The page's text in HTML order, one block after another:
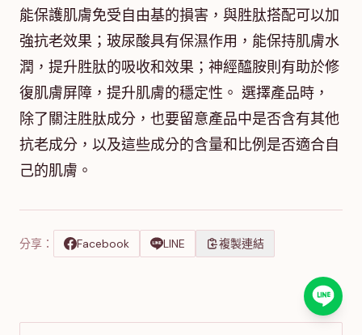
能保護肌膚免受自由基的損害，與胜肽搭配可以加
強抗老效果；玻尿酸具有保濕作用，能保持肌膚水
潤，提升胜肽的吸收和效果；神經醯胺則有助於修
復肌膚屏障，提升肌膚的穩定性。 選擇產品時，
除了關注胜肽成分，也要留意產品中是否含有其他
抗老成分，以及這些成分的含量和比例是否適合自
己的肌膚。
分享： Facebook LINE 複製連結